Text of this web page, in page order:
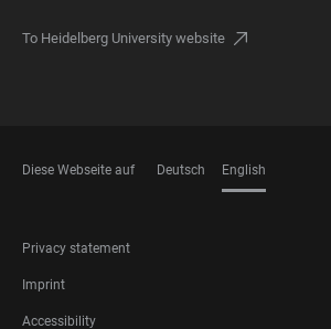
To Heidelberg University website
Diese Webseite auf Deutsch English
FOOTER
LEGAL
Privacy statement
Imprint
Accessibility